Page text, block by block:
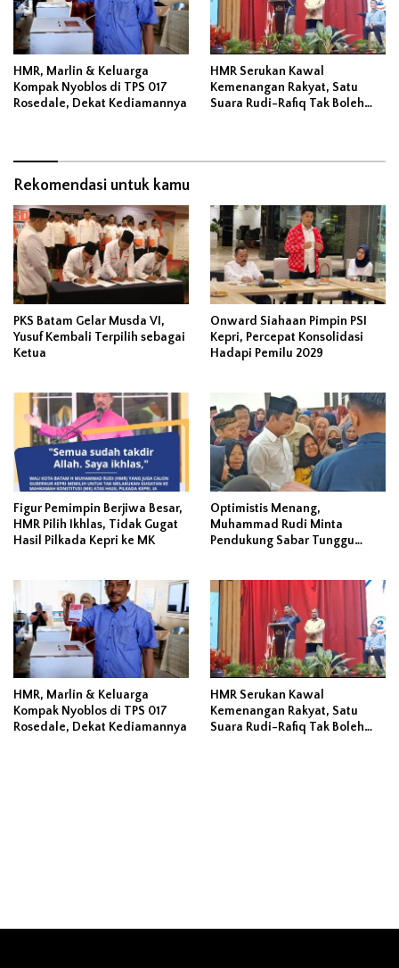
HMR, Marlin & Keluarga
Kompak Nyoblos di TPS 017
Rosedale, Dekat Kediamannya
HMR Serukan Kawal
Kemenangan Rakyat, Satu
Suara Rudi-Rafiq Tak Boleh
Rekomendasi untuk kamu
PKS Batam Gelar Musda VI,
Yusuf Kembali Terpilih sebagai
Ketua
Onward Siahaan Pimpin PSI
Kepri, Percepat Konsolidasi
Hadapi Pemilu 2029
Figur Pemimpin Berjiwa Besar,
HMR Pilih Ikhlas, Tidak Gugat
Hasil Pilkada Kepri ke MK
Optimistis Menang,
Muhammad Rudi Minta
Pendukung Sabar Tunggu
HMR, Marlin & Keluarga
Kompak Nyoblos di TPS 017
Rosedale, Dekat Kediamannya
HMR Serukan Kawal
Kemenangan Rakyat, Satu
Suara Rudi-Rafiq Tak Boleh